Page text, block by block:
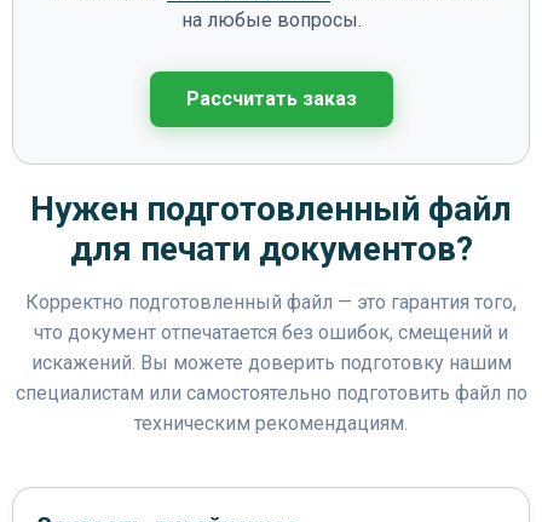
на любые вопросы.
Рассчитать заказ
Нужен подготовленный файл
для печати документов?
Корректно подготовленный файл — это гарантия того,
что документ отпечатается без ошибок, смещений и
искажений. Вы можете доверить подготовку нашим
специалистам или самостоятельно подготовить файл по
техническим рекомендациям.